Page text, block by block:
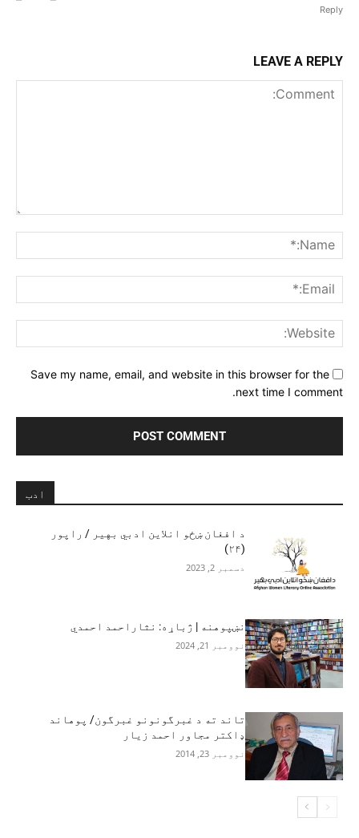
Reply
LEAVE A REPLY
Save my name, email, and website in this browser for the
next time I comment.
ادب
د افغان ښځو انلاین ادبي بهیر / راپور
(۲۴)
دسمبر 2, 2023
نښپوهنه | ژباړه: نثاراحمد احمدي
نوومبر 21, 2024
تاند ته د غبرگونونو غبرگون/ پوهاند
ډاکتر مجاور احمد زیار
نوومبر 23, 2014